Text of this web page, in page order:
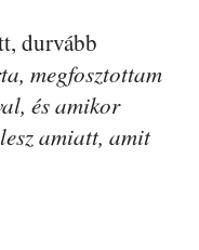
durvább
megfosztottam
és amikor
amiatt, amit